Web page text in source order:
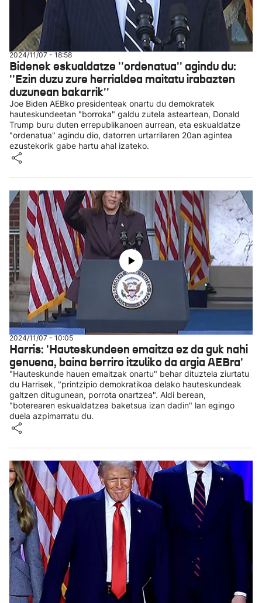
2024/11/07 - 18:58
Bidenek eskualdatze ''ordenatua'' agindu du:
''Ezin duzu zure herrialdea maitatu irabazten
duzunean bakarrik''
Joe Biden AEBko presidenteak onartu du demokratek
hauteskundeetan "borroka" galdu zutela asteartean, Donald
Trump buru duten errepublikanoen aurrean, eta eskualdatze
"ordenatua" agindu dio, datorren urtarrilaren 20an agintea
ezustekorik gabe hartu ahal izateko.
2024/11/07 - 10:05
Harris: 'Hauteskundeen emaitza ez da guk nahi
genuena, baina berriro itzuliko da argia AEBra'
"Hauteskunde hauen emaitzak onartu" behar dituztela ziurtatu
du Harrisek, "printzipio demokratikoa delako hauteskundeak
galtzen ditugunean, porrota onartzea". Aldi berean,
"boterearen eskualdatzea baketsua izan dadin" lan egingo
duela azpimarratu du.